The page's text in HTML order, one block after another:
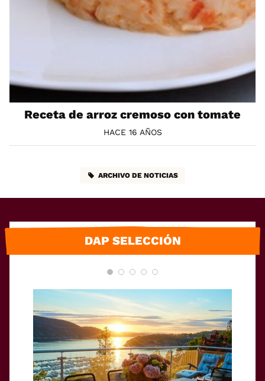
Receta de arroz cremoso con tomate
HACE 16 AÑOS
ARCHIVO DE NOTICIAS
DAP SELECCIÓN